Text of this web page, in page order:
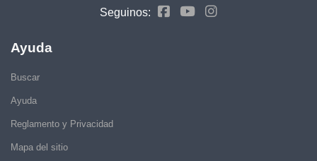
Seguinos:
Ayuda
Buscar
Ayuda
Reglamento y Privacidad
Mapa del sitio